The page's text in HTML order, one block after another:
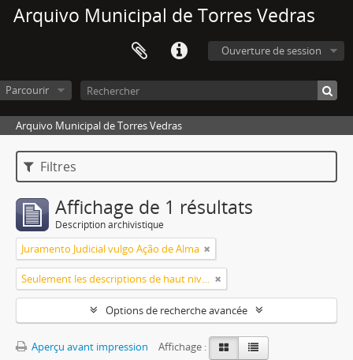
Arquivo Municipal de Torres Vedras
Ouverture de session
Parcourir
Arquivo Municipal de Torres Vedras
Filtres
Affichage de 1 résultats
Description archivistique
Juramento Judicial vulgo Ação de Alma
Seulement les descriptions de haut niveau
Options de recherche avancée
Aperçu avant impression
Affichage :